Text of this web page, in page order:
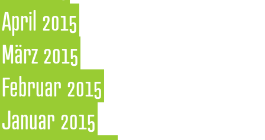
April 2015
März 2015
Februar 2015
Januar 2015